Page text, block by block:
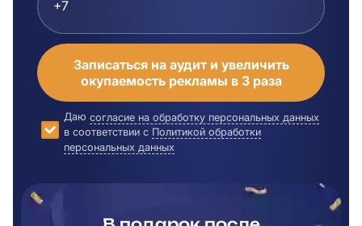
Записаться на аудит и увеличить
окупаемость рекламы в 3 раза
Даю согласие на обработку персональных данных
в соответствии с Политикой обработки
персональных данных